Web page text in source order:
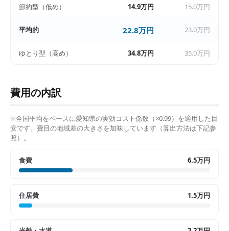
節約型（低め） 14.9万円 15.0万円
平均的 22.8万円 23.0万円
ゆとり型（高め） 34.8万円 35.0万円
費用の内訳
※全国平均をベースに愛知県の実効コスト係数（×0.99）を適用した目
安です。費目の地域差の大きさを加味しています（算出方法は下記参
照）。
食費 6.5万円
住居費 1.5万円